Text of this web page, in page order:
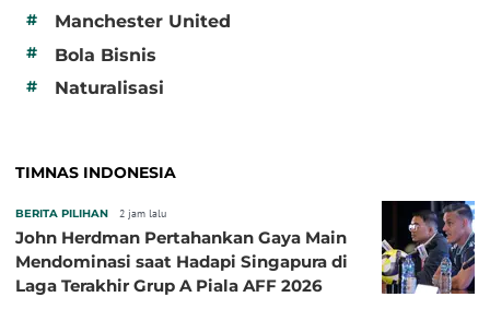
# Manchester United
# Bola Bisnis
# Naturalisasi
TIMNAS INDONESIA
BERITA PILIHAN 2 jam lalu
John Herdman Pertahankan Gaya Main
Mendominasi saat Hadapi Singapura di
Laga Terakhir Grup A Piala AFF 2026